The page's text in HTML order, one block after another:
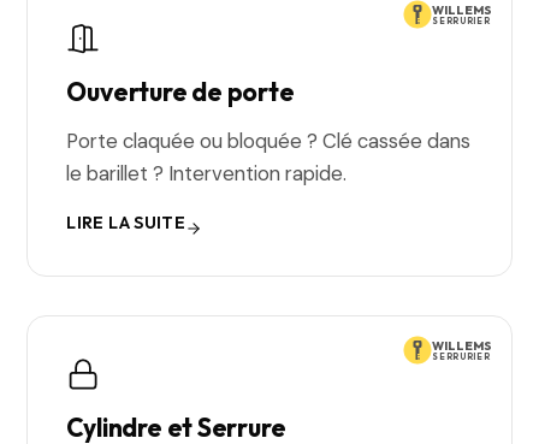
WILLEMS
SERRURIER
Ouverture de porte
Porte claquée ou bloquée ? Clé cassée dans
le barillet ? Intervention rapide.
LIRE LA SUITE
WILLEMS
SERRURIER
Cylindre et Serrure